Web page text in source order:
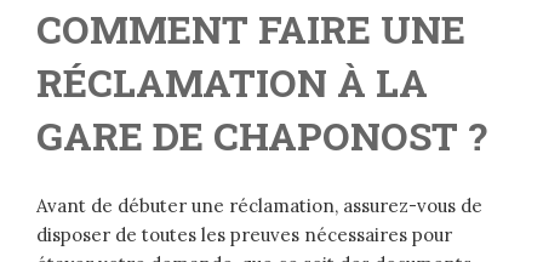
COMMENT FAIRE UNE
RÉCLAMATION À LA
GARE DE CHAPONOST ?
Avant de débuter une réclamation, assurez-vous de
disposer de toutes les preuves nécessaires pour